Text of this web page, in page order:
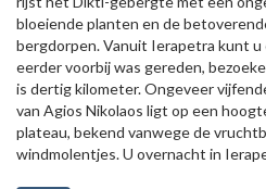
bloeiende planten en de
bergdorpen. Vanuit Ierapetra kunt u
eerder voorbij was gereden,
is dertig kilometer. Ongeveer
van Agios Nikolaos ligt op een
plateau, bekend vanwege de
windmolentjes. U overnacht in